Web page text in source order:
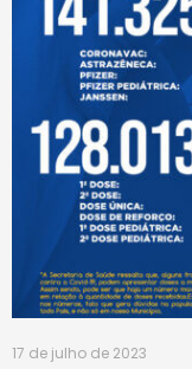
17 de julho de 2023